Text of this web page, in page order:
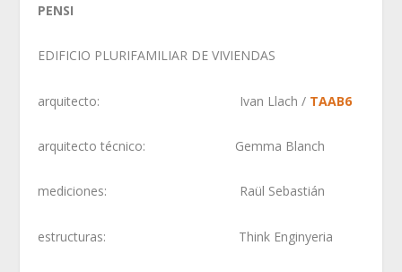
PENSI
EDIFICIO PLURIFAMILIAR DE VIVIENDAS
arquitecto: Ivan Llach / TAAB6
arquitecto técnico: Gemma Blanch
mediciones: Raül Sebastián
estructuras: Think Enginyeria